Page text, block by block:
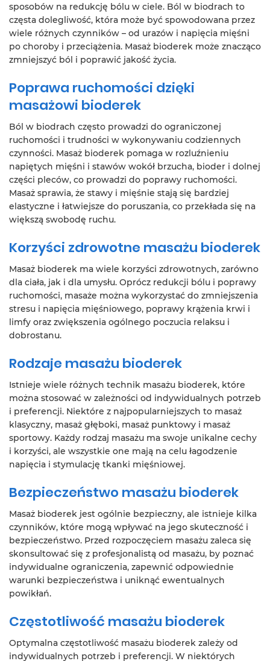
sposobów na redukcję bólu w ciele. Ból w biodrach to
częsta dolegliwość, która może być spowodowana przez
wiele różnych czynników – od urazów i napięcia mięśni
po choroby i przeciążenia. Masaż bioderek może znacząco
zmniejszyć ból i poprawić jakość życia.
Poprawa ruchomości dzięki
masażowi bioderek
Ból w biodrach często prowadzi do ograniczonej
ruchomości i trudności w wykonywaniu codziennych
czynności. Masaż bioderek pomaga w rozluźnieniu
napiętych mięśni i stawów wokół brzucha, bioder i dolnej
części pleców, co prowadzi do poprawy ruchomości.
Masaż sprawia, że stawy i mięśnie stają się bardziej
elastyczne i łatwiejsze do poruszania, co przekłada się na
większą swobodę ruchu.
Korzyści zdrowotne masażu bioderek
Masaż bioderek ma wiele korzyści zdrowotnych, zarówno
dla ciała, jak i dla umysłu. Oprócz redukcji bólu i poprawy
ruchomości, masaże można wykorzystać do zmniejszenia
stresu i napięcia mięśniowego, poprawy krążenia krwi i
limfy oraz zwiększenia ogólnego poczucia relaksu i
dobrostanu.
Rodzaje masażu bioderek
Istnieje wiele różnych technik masażu bioderek, które
można stosować w zależności od indywidualnych potrzeb
i preferencji. Niektóre z najpopularniejszych to masaż
klasyczny, masaż głęboki, masaż punktowy i masaż
sportowy. Każdy rodzaj masażu ma swoje unikalne cechy
i korzyści, ale wszystkie one mają na celu łagodzenie
napięcia i stymulację tkanki mięśniowej.
Bezpieczeństwo masażu bioderek
Masaż bioderek jest ogólnie bezpieczny, ale istnieje kilka
czynników, które mogą wpływać na jego skuteczność i
bezpieczeństwo. Przed rozpoczęciem masażu zaleca się
skonsultować się z profesjonalistą od masażu, by poznać
indywidualne ograniczenia, zapewnić odpowiednie
warunki bezpieczeństwa i uniknąć ewentualnych
powikłań.
Częstotliwość masażu bioderek
Optymalna częstotliwość masażu bioderek zależy od
indywidualnych potrzeb i preferencji. W niektórych